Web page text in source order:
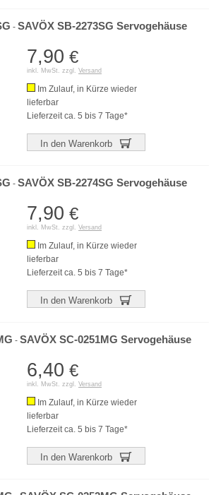
- SAVÖX SB-2273SG Servogehäuse
7,90 €
inkl. MwSt. zzgl. Versand
Im Zulauf, in Kürze wieder
lieferbar
Lieferzeit ca. 5 bis 7 Tage*
In den Warenkorb
- SAVÖX SB-2274SG Servogehäuse
7,90 €
inkl. MwSt. zzgl. Versand
Im Zulauf, in Kürze wieder
lieferbar
Lieferzeit ca. 5 bis 7 Tage*
In den Warenkorb
- SAVÖX SC-0251MG Servogehäuse
6,40 €
inkl. MwSt. zzgl. Versand
Im Zulauf, in Kürze wieder
lieferbar
Lieferzeit ca. 5 bis 7 Tage*
In den Warenkorb